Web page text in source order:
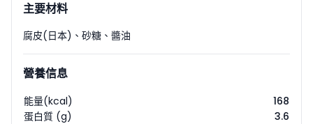
主要材料
腐皮(日本) 、 砂糖 、 醬油
營養信息
能量(kcal)
168
蛋白質 (g)
3.6